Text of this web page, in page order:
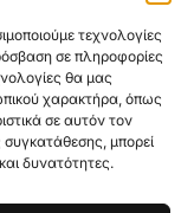
τεχνολογίες
σε πληροφορίες
θα μας
χαρακτήρα, όπως
σε αυτόν τον
μπορεί
δυνατότητες.
Σκουλαρίκια
Σταυροί
Βραχιόλια
Βέρες
Custom Made